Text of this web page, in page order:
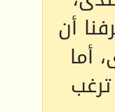
أن
أما